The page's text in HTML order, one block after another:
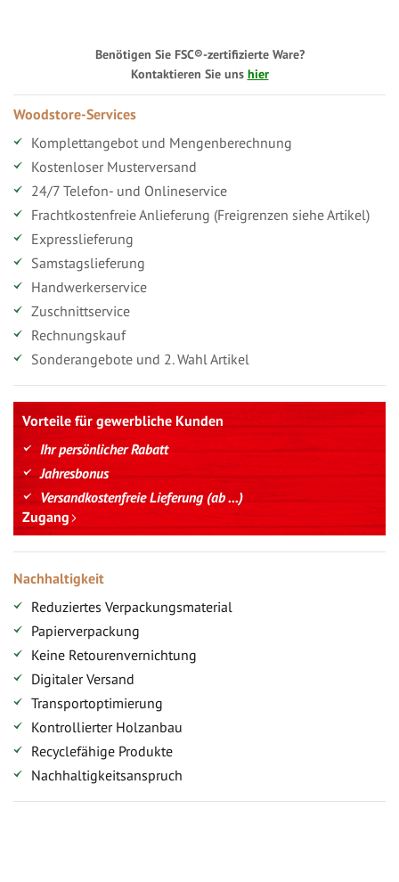
Benötigen Sie FSC®-zertifizierte Ware?
Kontaktieren Sie uns hier
Woodstore-Services
Komplettangebot und Mengenberechnung
Kostenloser Musterversand
24/7 Telefon- und Onlineservice
Frachtkostenfreie Anlieferung (Freigrenzen siehe Artikel)
Expresslieferung
Samstagslieferung
Handwerkerservice
Zuschnittservice
Rechnungskauf
Sonderangebote und 2. Wahl Artikel
Vorteile für gewerbliche Kunden
Ihr persönlicher Rabatt
Jahresbonus
Versandkostenfreie Lieferung (ab ...)
Zugang
Nachhaltigkeit
Reduziertes Verpackungsmaterial
Papierverpackung
Keine Retourenvernichtung
Digitaler Versand
Transportoptimierung
Kontrollierter Holzanbau
Recyclefähige Produkte
Nachhaltigkeitsanspruch